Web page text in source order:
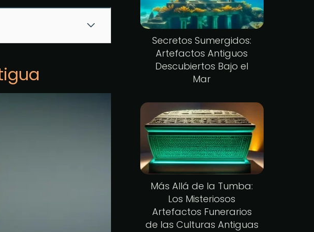
Secretos Sumergidos:
Artefactos Antiguos
Descubiertos Bajo el
Mar
Más Allá de la Tumba:
Los Misteriosos
Artefactos Funerarios
de las Culturas Antiguas